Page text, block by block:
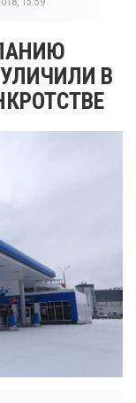
В